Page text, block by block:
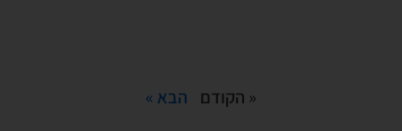
« הקודם הבא »